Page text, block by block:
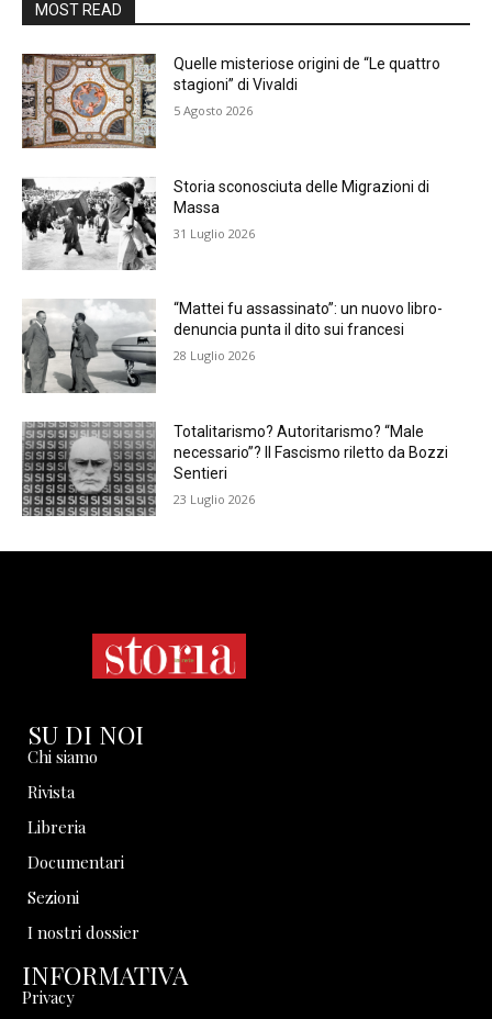
MOST READ
Quelle misteriose origini de “Le quattro
stagioni” di Vivaldi
5 Agosto 2026
Storia sconosciuta delle Migrazioni di
Massa
31 Luglio 2026
“Mattei fu assassinato”: un nuovo libro-
denuncia punta il dito sui francesi
28 Luglio 2026
Totalitarismo? Autoritarismo? “Male
necessario”? Il Fascismo riletto da Bozzi
Sentieri
23 Luglio 2026
SU DI NOI
Chi siamo
Rivista
Libreria
Documentari
Sezioni
I nostri dossier
INFORMATIVA
Privacy